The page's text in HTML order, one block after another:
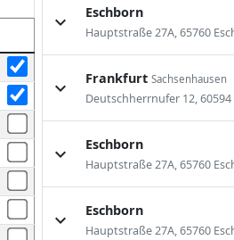
expand_more Eschborn
Hauptstraße 27A, 65760
expand_more Frankfurt Sachsenhausen
Deutschherrnufer 12,
expand_more Eschborn
Hauptstraße 27A, 65760
expand_more Eschborn
Hauptstraße 27A, 65760